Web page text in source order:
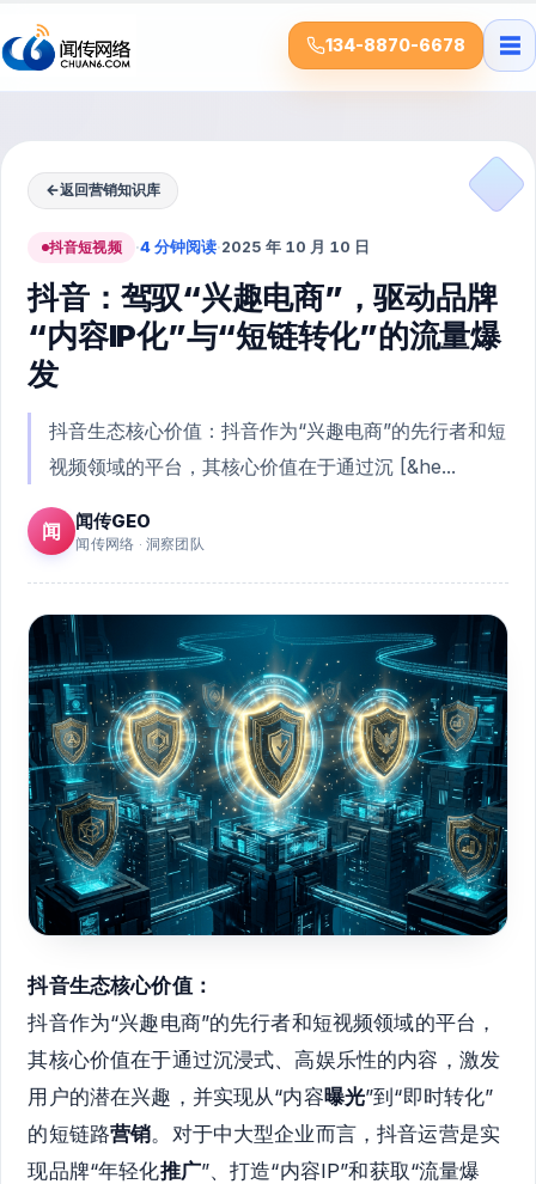
134-8870-6678 ☰
←返回营销知识库
抖音短视频 ·4 分钟阅读·2025 年 10 月 10 日
抖音：驾驭“兴趣电商”，驱动品牌
“内容IP化”与“短链转化”的流量爆
发
抖音生态核心价值：抖音作为“兴趣电商”的先行者和短
视频领域的平台，其核心价值在于通过沉 [&he...
闻 闻传GEO
闻传网络 · 洞察团队
抖音生态核心价值：
抖音作为“兴趣电商”的先行者和短视频领域的平台，
其核心价值在于通过沉浸式、高娱乐性的内容，激发
用户的潜在兴趣，并实现从“内容曝光”到“即时转化”
的短链路营销。对于中大型企业而言，抖音运营是实
现品牌“年轻化推广”、打造“内容IP”和获取“流量爆